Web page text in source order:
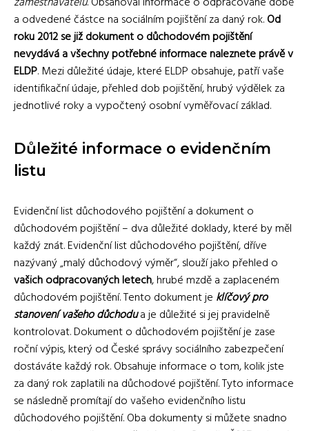
a odvedené částce na sociálním pojištění za daný rok.Od
roku 2012 se již dokument o důchodovém pojištění
nevydává a všechny potřebné informace naleznete právě v
ELDP. Mezi důležité údaje, které ELDP obsahuje, patří vaše
identifikační údaje, přehled dob pojištění, hrubý výdělek za
jednotlivé roky a vypočtený osobní vyměřovací základ.
Důležité informace o evidenčním
listu
Evidenční list důchodového pojištění a dokument o
důchodovém pojištění – dva důležité doklady, které by měl
každý znát. Evidenční list důchodového pojištění, dříve
nazývaný „malý důchodový výměr“, slouží jako přehled o
vašich odpracovaných letech, hrubé mzdě a zaplaceném
důchodovém pojištění. Tento dokument je klíčový pro
stanovení vašeho důchodua je důležité si jej pravidelně
kontrolovat. Dokument o důchodovém pojištění je zase
roční výpis, který od České správy sociálního zabezpečení
dostáváte každý rok. Obsahuje informace o tom, kolik jste
za daný rok zaplatili na důchodové pojištění. Tyto informace
se následně promítají do vašeho evidenčního listu
důchodového pojištění. Oba dokumenty si můžete snadno